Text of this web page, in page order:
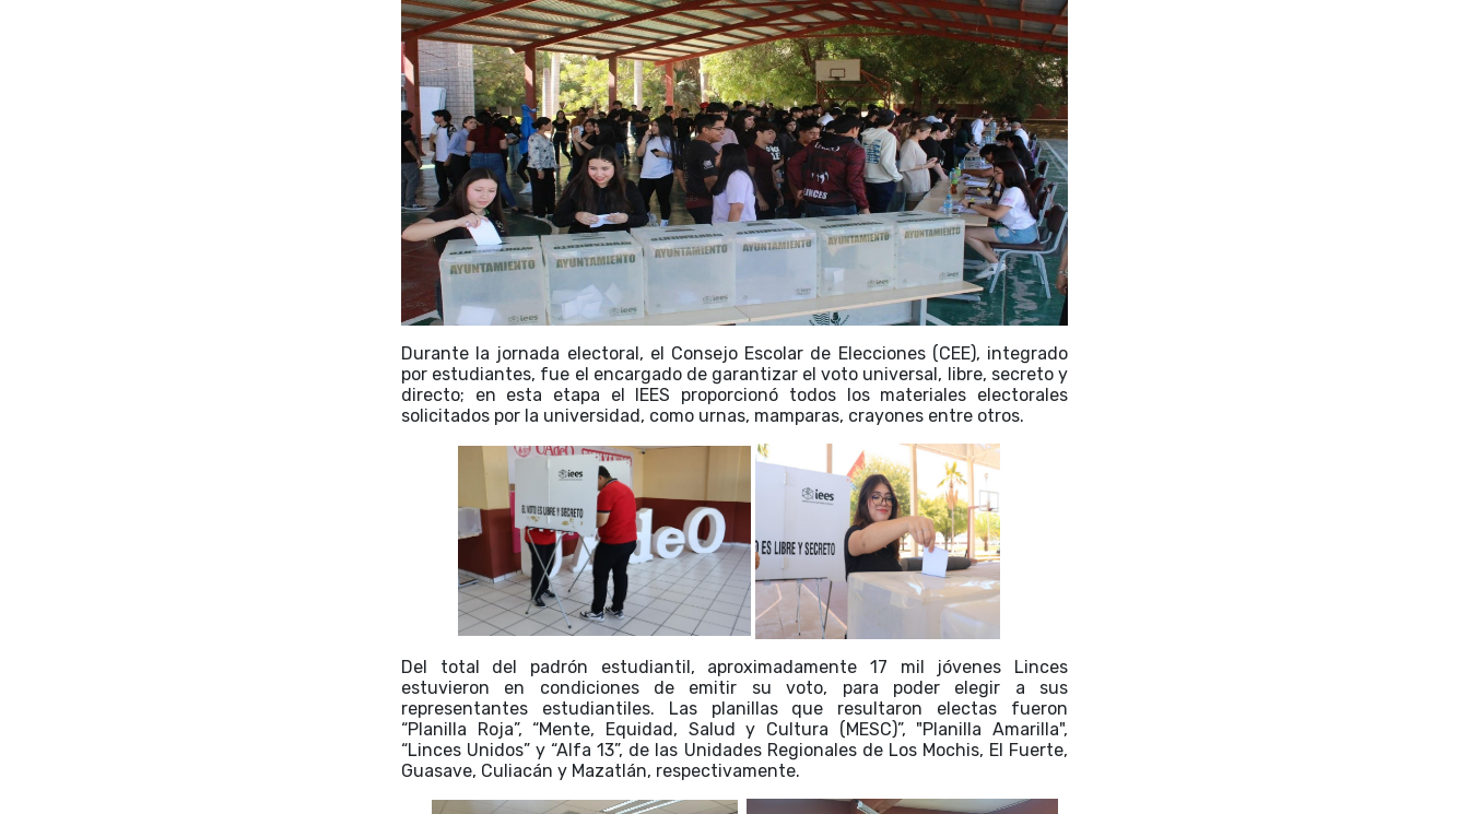
Durante la jornada electoral, el Consejo Escolar de Elecciones (CEE), integrado
por estudiantes, fue el encargado de garantizar el voto universal, libre, secreto y
directo; en esta etapa el IEES proporcionó todos los materiales electorales
solicitados por la universidad, como urnas, mamparas, crayones entre otros.
Del total del padrón estudiantil, aproximadamente 17 mil jóvenes Linces
estuvieron en condiciones de emitir su voto, para poder elegir a sus
representantes estudiantiles. Las planillas que resultaron electas fueron
“Planilla Roja”, “Mente, Equidad, Salud y Cultura (MESC)”, "Planilla Amarilla",
“Linces Unidos” y “Alfa 13”, de las Unidades Regionales de Los Mochis, El Fuerte,
Guasave, Culiacán y Mazatlán, respectivamente.